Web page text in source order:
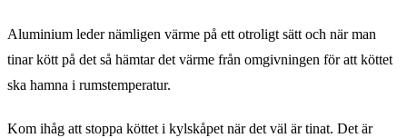
Aluminium leder nämligen värme på ett otroligt sätt och när man
tinar kött på det så hämtar det värme från omgivningen för att köttet
ska hamna i rumstemperatur.
Kom ihåg att stoppa köttet i kylskåpet när det väl är tinat. Det är